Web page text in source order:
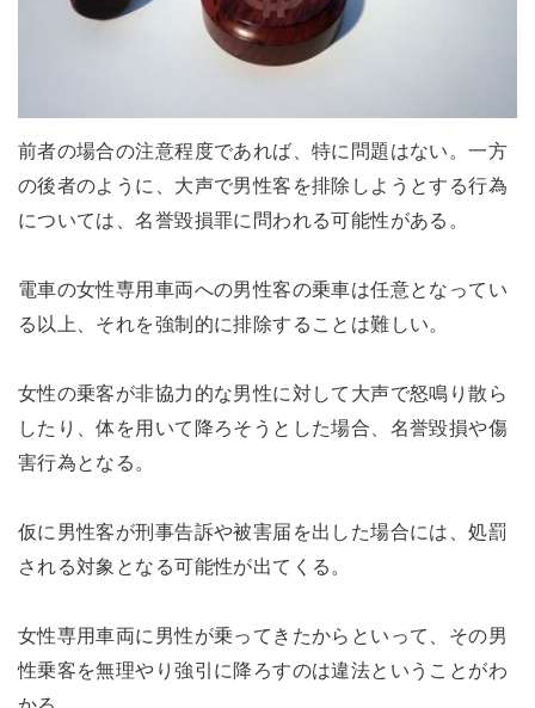
前者の場合の注意程度であれば、特に問題はない。一方
の後者のように、大声で男性客を排除しようとする行為
については、名誉毀損罪に問われる可能性がある。
電車の女性専用車両への男性客の乗車は任意となってい
る以上、それを強制的に排除することは難しい。
女性の乗客が非協力的な男性に対して大声で怒鳴り散ら
したり、体を用いて降ろそうとした場合、名誉毀損や傷
害行為となる。
仮に男性客が刑事告訴や被害届を出した場合には、処罰
される対象となる可能性が出てくる。
女性専用車両に男性が乗ってきたからといって、その男
性乗客を無理やり強引に降ろすのは違法ということがわ